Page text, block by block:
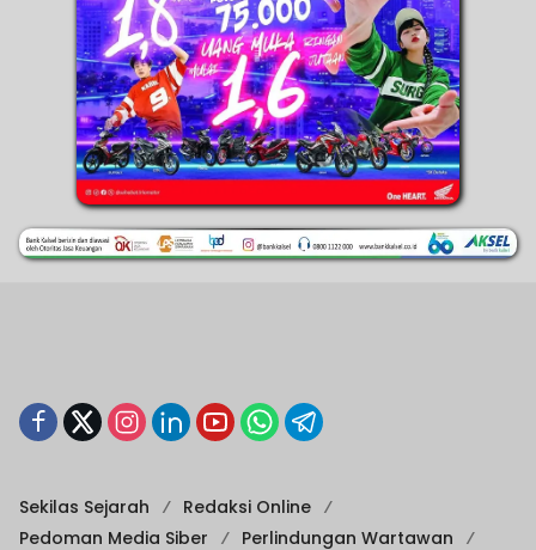
Sekilas Sejarah
Redaksi Online
Pedoman Media Siber
Perlindungan Wartawan